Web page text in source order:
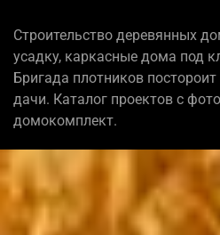
Строительство деревянных
усадку, каркасные дома под
Бригада плотников
дачи. Каталог проектов с
домокомплект.